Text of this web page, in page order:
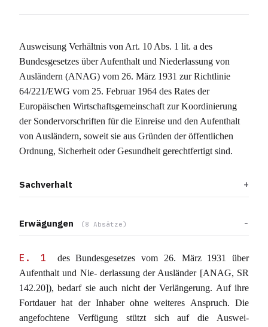
Ausweisung Verhältnis von Art. 10 Abs. 1 lit. a des
Bundesgesetzes über Aufenthalt und Niederlassung von
Ausländern (ANAG) vom 26. März 1931 zur Richtlinie
64/221/EWG vom 25. Februar 1964 des Rates der
Europäischen Wirtschaftsgemeinschaft zur Koordinierung
der Sondervorschriften für die Einreise und den Aufenthalt
von Ausländern, soweit sie aus Gründen der öffentlichen
Ordnung, Sicherheit oder Gesundheit gerechtfertigt sind.
Sachverhalt
Erwägungen (8 Absätze)
E. 1
des Bundesgesetzes vom 26. März 1931 über
Aufenthalt und Nie- derlassung der Ausländer [ANAG, SR
142.20]), bedarf sie auch nicht der Verlängerung. Auf ihre
Fortdauer hat der Inhaber ohne weiteres Anspruch. Die
angefochtene Verfügung stützt sich auf die Auswei-